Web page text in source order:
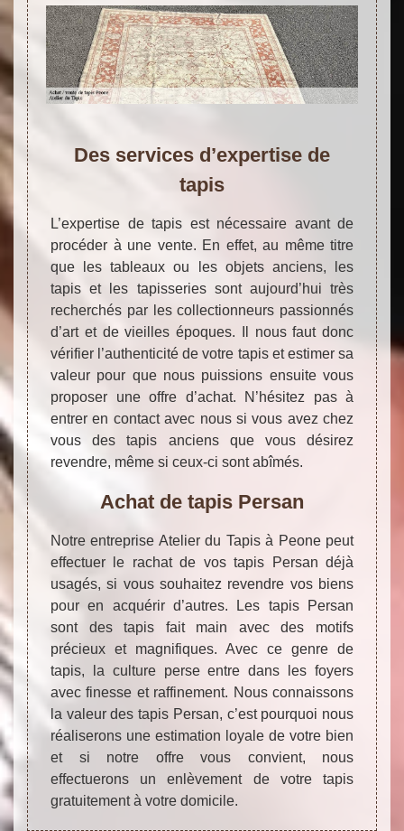
Des services d’expertise de
tapis
L’expertise de tapis est nécessaire avant de
procéder à une vente. En effet, au même titre
que les tableaux ou les objets anciens, les
tapis et les tapisseries sont aujourd’hui très
recherchés par les collectionneurs passionnés
d’art et de vieilles époques. Il nous faut donc
vérifier l’authenticité de votre tapis et estimer sa
valeur pour que nous puissions ensuite vous
proposer une offre d’achat. N’hésitez pas à
entrer en contact avec nous si vous avez chez
vous des tapis anciens que vous désirez
revendre, même si ceux-ci sont abîmés.
Achat de tapis Persan
Notre entreprise Atelier du Tapis à Peone peut
effectuer le rachat de vos tapis Persan déjà
usagés, si vous souhaitez revendre vos biens
pour en acquérir d’autres. Les tapis Persan
sont des tapis fait main avec des motifs
précieux et magnifiques. Avec ce genre de
tapis, la culture perse entre dans les foyers
avec finesse et raffinement. Nous connaissons
la valeur des tapis Persan, c’est pourquoi nous
réaliserons une estimation loyale de votre bien
et si notre offre vous convient, nous
effectuerons un enlèvement de votre tapis
gratuitement à votre domicile.